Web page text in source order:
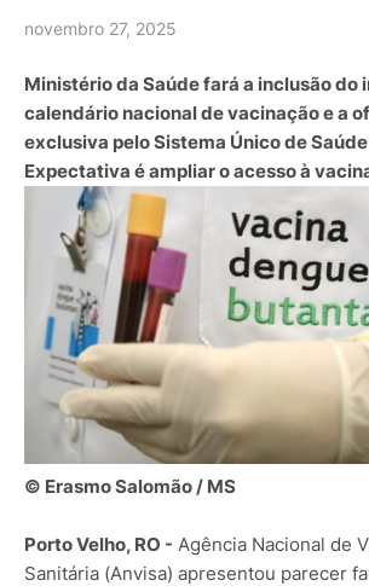
novembro 27, 2025
Ministério da Saúde fará a inclusão do
calendário nacional de vacinação e a
exclusiva pelo Sistema Único de Saúde
Expectativa é ampliar o acesso à
© Erasmo Salomão / MS
Porto Velho, RO - Agência Nacional de
Sanitária (Anvisa) apresentou parecer